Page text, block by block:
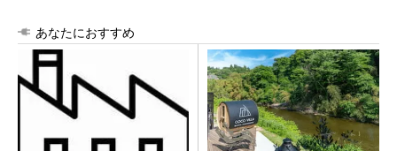
あなたにおすすめ